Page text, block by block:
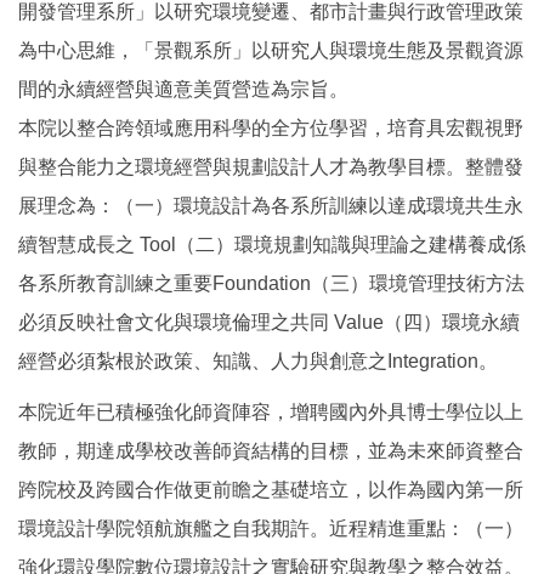
開發管理系所」以研究環境變遷、都市計畫與行政管理政策
為中心思維，「景觀系所」以研究人與環境生態及景觀資源
間的永續經營與適意美質營造為宗旨。
本院以整合跨領域應用科學的全方位學習，培育具宏觀視野
與整合能力之環境經營與規劃設計人才為教學目標。整體發
展理念為：（一）環境設計為各系所訓練以達成環境共生永
續智慧成長之 Tool（二）環境規劃知識與理論之建構養成係
各系所教育訓練之重要Foundation（三）環境管理技術方法
必須反映社會文化與環境倫理之共同 Value（四）環境永續
經營必須紮根於政策、知識、人力與創意之Integration。
本院近年已積極強化師資陣容，增聘國內外具博士學位以上
教師，期達成學校改善師資結構的目標，並為未來師資整合
跨院校及跨國合作做更前瞻之基礎培立，以作為國內第一所
環境設計學院領航旗艦之自我期許。近程精進重點：（一）
強化環設學院數位環境設計之實驗研究與教學之整合效益。